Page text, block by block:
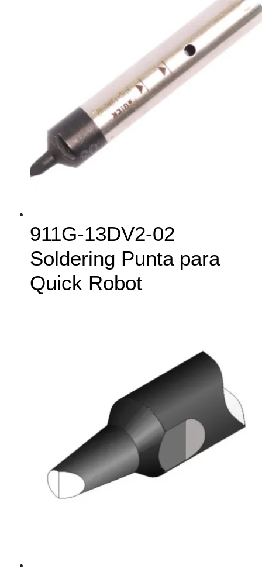
911G-13DV2-02
Soldering Punta para
Quick Robot